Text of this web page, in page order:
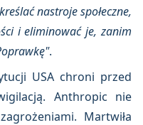
nastroje społeczne,
i eliminować je, zanim
.
USA chroni przed
Anthropic nie
Martwiła